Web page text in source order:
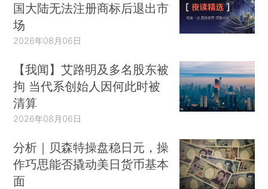
国大陆无法注册商标后退出市
场
2026年08月06日
【我闻】艾路明及多名股东被
拘 当代系创始人因何此时被
清算
2026年08月06日
分析｜贝森特操盘稳日元，操
作巧思能否撬动美日货币基本
面